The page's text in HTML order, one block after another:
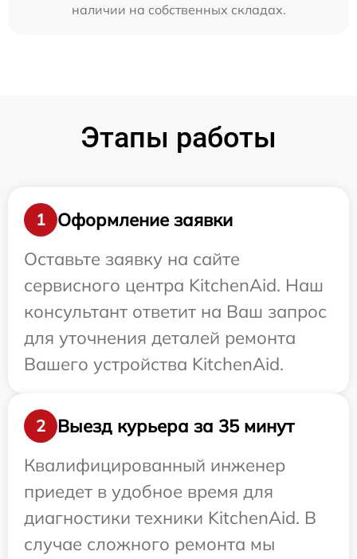
наличии на собственных складах.
Этапы работы
1
Оформление заявки
Оставьте заявку на сайте
сервисного центра KitchenAid. Наш
консультант ответит на Ваш запрос
для уточнения деталей ремонта
Вашего устройства KitchenAid.
2
Выезд курьера за 35 минут
Квалифицированный инженер
приедет в удобное время для
диагностики техники KitchenAid. В
случае сложного ремонта мы